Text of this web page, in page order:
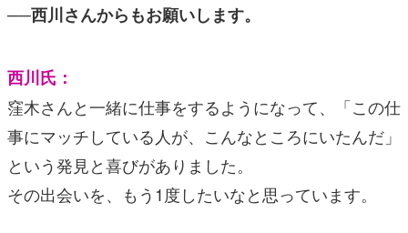
──西川さんからもお願いします。
西川氏：
窪木さんと一緒に仕事をするようになって、「この仕
事にマッチしている人が、こんなところにいたんだ」
という発見と喜びがありました。
その出会いを、もう1度したいなと思っています。